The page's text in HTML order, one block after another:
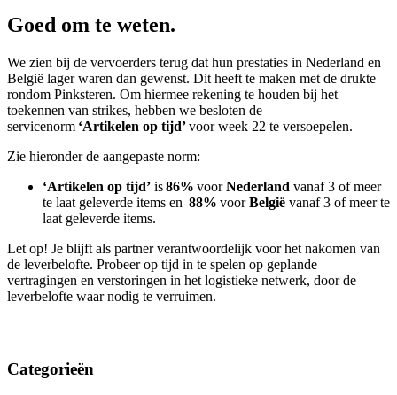
Goed om te weten.
We zien bij de vervoerders terug dat hun prestaties in Nederland en
België lager waren dan gewenst. Dit heeft te maken met de drukte
rondom Pinksteren. Om hiermee rekening te houden bij het
toekennen van strikes, hebben we besloten de
servicenorm ‘Artikelen op tijd’voor week 22 te versoepelen.
Zie hieronder de aangepaste norm:
‘Artikelen op tijd’ is86% voorNederland vanaf 3 of meer
te laat geleverde items en 88% voorBelgië vanaf 3 of meer te
laat geleverde items.
Let op! Je blijft als partner verantwoordelijk voor het nakomen van
de leverbelofte. Probeer op tijd in te spelen op geplande
vertragingen en verstoringen in het logistieke netwerk, door de
leverbelofte waar nodig te verruimen.
Categorieën